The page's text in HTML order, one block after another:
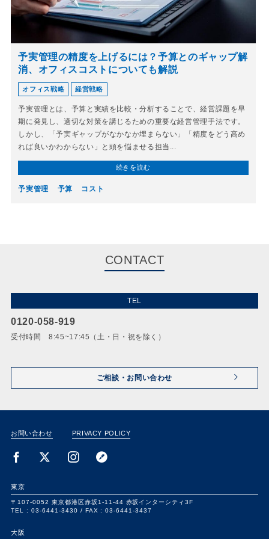
予実管理の精度を上げるには？予算とのギャップ解
消、オフィスコストについても解説
オフィス戦略 経営戦略
予実管理とは、予算と実績を比較・分析することで、経営課題を早
期に発見し、適切な対策を講じるための重要な経営管理手法です。
しかし、「予実ギャップがなかなか埋まらない」「精度をどう高め
れば良いかわからない」と頭を悩ませる担当...
続きを読む
予実管理 予算 コスト
CONTACT
TEL
0120-058-919
受付時間 8:45~17:45（土・日・祝を除く）
ご相談・お問い合わせ
お問い合わせ PRIVACY POLICY
東京
〒107-0052 東京都港区赤坂1-11-44 赤坂インターシティ3F
TEL : 03-6441-3430 / FAX : 03-6441-3437
大阪